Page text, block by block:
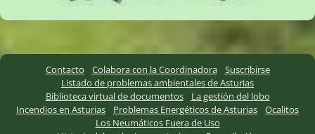
Contacto Colabora con la Coordinadora
Suscribirse
Listado de problemas ambientales de Asturias
Biblioteca virtual de documentos
La gestión del lobo
Incendios en Asturias
Problemas Energéticos de Asturias
Ocalitos
Los Neumáticos Fuera de Uso